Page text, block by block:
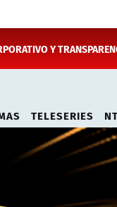
Y
TELESERIES